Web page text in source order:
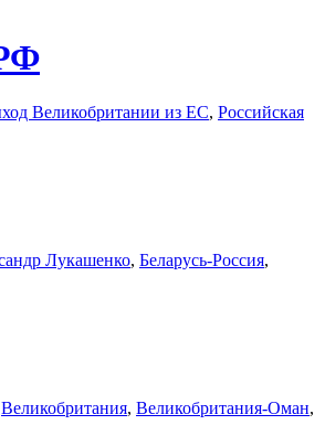
Великобритании из ЕС, Российская
Лукашенко, Беларусь-Россия,
Великобритания, Великобритания-Оман,